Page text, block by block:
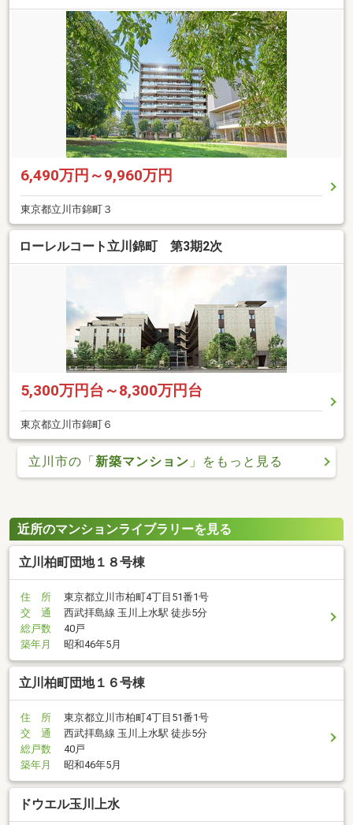
6,490万円～9,960万円
東京都立川市錦町３
ローレルコート立川錦町 第3期2次
5,300万円台～8,300万円台
東京都立川市錦町６
立川市の「新築マンション 」をもっと見る
近所のマンションライブラリーを見る
立川柏町団地１８号棟
住 所
東京都立川市柏町4丁目51番1号
交 通
西武拝島線 玉川上水駅 徒歩5分
総戸数
40戸
築年月
昭和46年5月
立川柏町団地１６号棟
住 所
東京都立川市柏町4丁目51番1号
交 通
西武拝島線 玉川上水駅 徒歩5分
総戸数
40戸
築年月
昭和46年5月
ドウエル玉川上水